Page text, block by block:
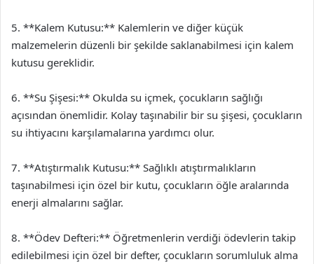
5. **Kalem Kutusu:** Kalemlerin ve diğer küçük
malzemelerin düzenli bir şekilde saklanabilmesi için kalem
kutusu gereklidir.
6. **Su Şişesi:** Okulda su içmek, çocukların sağlığı
açısından önemlidir. Kolay taşınabilir bir su şişesi, çocukların
su ihtiyacını karşılamalarına yardımcı olur.
7. **Atıştırmalık Kutusu:** Sağlıklı atıştırmalıkların
taşınabilmesi için özel bir kutu, çocukların öğle aralarında
enerji almalarını sağlar.
8. **Ödev Defteri:** Öğretmenlerin verdiği ödevlerin takip
edilebilmesi için özel bir defter, çocukların sorumluluk alma